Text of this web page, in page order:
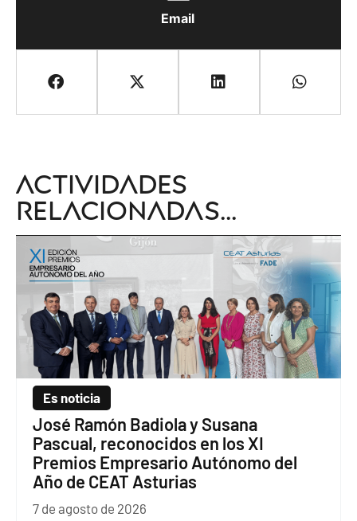
Email
Actividades
relacionadas...
Es noticia
José Ramón Badiola y Susana
Pascual, reconocidos en los XI
Premios Empresario Autónomo del
Año de CEAT Asturias
7 de agosto de 2026